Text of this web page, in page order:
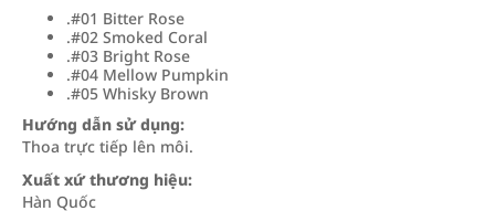
.#01 Bitter Rose
.#02 Smoked Coral
.#03 Bright Rose
.#04 Mellow Pumpkin
.#05 Whisky Brown
Hướng dẫn sử dụng:
Thoa trực tiếp lên môi.
Xuất xứ thương hiệu:
Hàn Quốc